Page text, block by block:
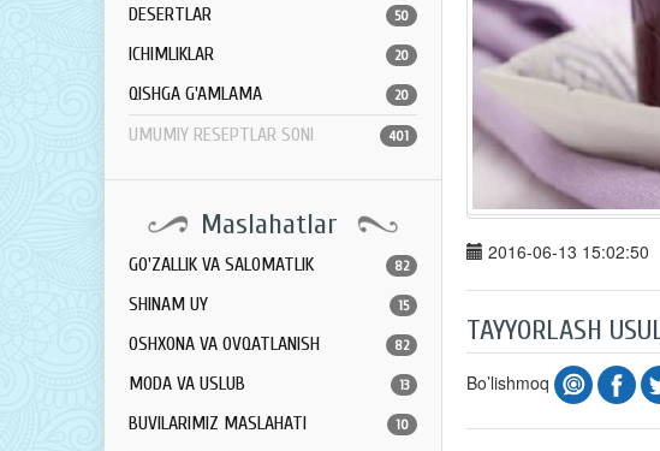
DESERTLAR 50
ICHIMLIKLAR 20
QISHGA G'AMLAMA 20
UMUMIY RESEPTLAR SONI 401
Maslahatlar
GO'ZALLIK VA SALOMATLIK 82
SHINAM UY 15
OSHXONA VA OVQATLANISH 82
MODA VA USLUB 13
BUVILARIMIZ MASLAHATI 10
2016-06-13 15:02:50
TAYYORLASH
Bo’lishmoq